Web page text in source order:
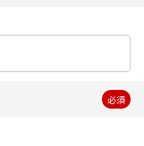
必須